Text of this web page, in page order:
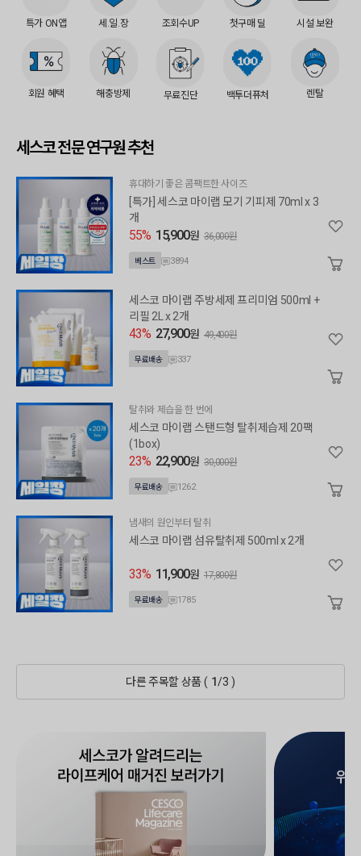
특가 ON앱 세.일.장 조회수UP 첫구매 딜 시설 보완
회원 혜택 해충방제 무료진단 백투더퓨처 렌탈
세스코 전문 연구원 추천
휴대하기 좋은 콤팩트한 사이즈
[특가] 세스코 마이랩 모기 기피제 70ml x 3
개
55% 15,900원 36,000원
베스트 3894
세스코 마이랩 주방세제 프리미엄 500ml +
리필 2L x 2개
43% 27,900원 49,400원
무료배송 337
탈취와 제습을 한 번에
세스코 마이랩 스탠드형 탈취제습제 20팩
(1box)
23% 22,900원 30,000원
무료배송 1262
냄새의 원인부터 탈취
세스코 마이랩 섬유탈취제 500ml x 2개
33% 11,900원 17,800원
무료배송 1785
다른 주목할 상품 ( 1/3 )